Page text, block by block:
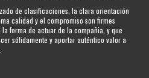
de clasificaciones, la clara orientación
calidad y el compromiso son firmes
forma de actuar de la compañia, y que
sólidamente y aportar auténtico valor a